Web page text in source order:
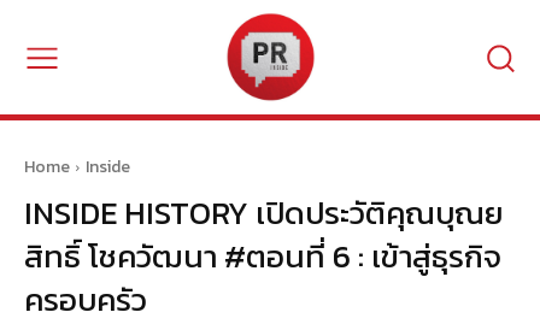
Home Inside
INSIDE HISTORY เปิดประวัติคุณบุณย
สิทธิ์ โชควัฒนา #ตอนที่ 6 : เข้าสู่ธุรกิจ
ครอบครัว